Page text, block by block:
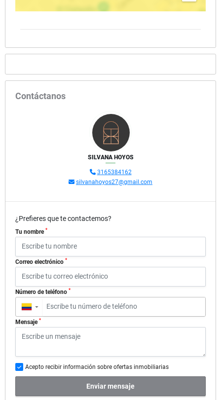
Contáctanos
SILVANA HOYOS
3165384162
silvanahoyos27@gmail.com
¿Prefieres que te contactemos?
Tu nombre *
Correo electrónico *
Número de teléfono *
▼
Mensaje *
Acepto recibir información sobre ofertas inmobiliarias
Enviar mensaje